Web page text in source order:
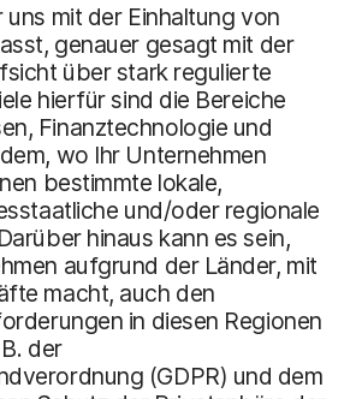
mit der Einhaltung von
genauer gesagt mit der
über stark regulierte
hierfür sind die Bereiche
Finanztechnologie und
wo Ihr Unternehmen
bestimmte lokale,
und/oder regionale
hinaus kann es sein,
aufgrund der Länder, mit
macht, auch den
in diesen Regionen
der
(GDPR) und dem